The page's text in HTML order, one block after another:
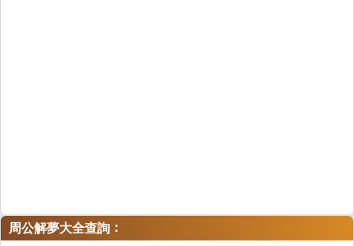
周公解夢大全查詢 ：